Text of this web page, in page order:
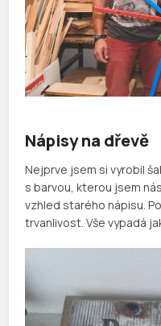
Nápisy na dřevě
Nejprve jsem si vyrobil
s barvou, kterou jsem
vzhled starého nápisu.
trvanlivost. Vše vypadá